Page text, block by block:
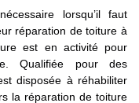
lorsqu’il faut
réparation de toiture à
est en activité pour
Qualifiée pour des
disposée à réhabiliter
la réparation de toiture